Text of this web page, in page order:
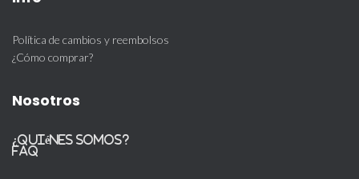
Política de cambios y reembolsos
¿Cómo comprar?
Nosotros
¿Quiénes somos?
FAQ